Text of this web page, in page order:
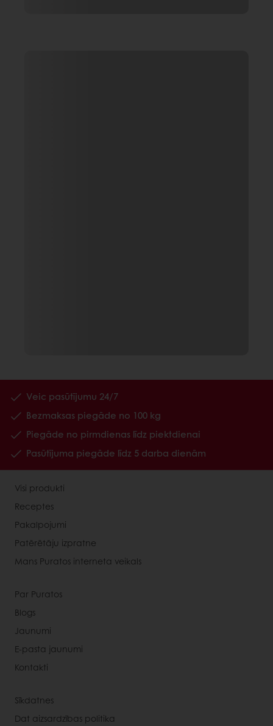
Veic pasūtījumu 24/7
Bezmaksas piegāde no 100 kg
Piegāde no pirmdienas līdz piektdienai
Pasūtījuma piegāde līdz 5 darba dienām
Visi produkti
Receptes
Pakalpojumi
Patērētāju izpratne
Mans Puratos interneta veikals
Par Puratos
Blogs
Jaunumi
E-pasta jaunumi
Kontakti
Sīkdatnes
Dat aizsardzības politika